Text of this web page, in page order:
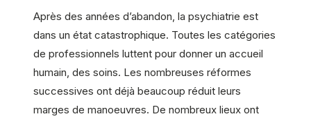
Après des années d’abandon, la psychiatrie est
dans un état catastrophique. Toutes les catégories
de professionnels luttent pour donner un accueil
humain, des soins. Les nombreuses réformes
successives ont déjà beaucoup réduit leurs
marges de manoeuvres. De nombreux lieux ont